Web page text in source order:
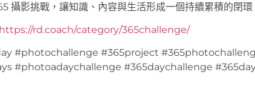
攝影挑戰，讓知識、內容與生活形成一個持續累積的閉環
https://rd.coach/category/365challenge/
#photochallenge #365project
#photoadaychallenge #365daychallenge